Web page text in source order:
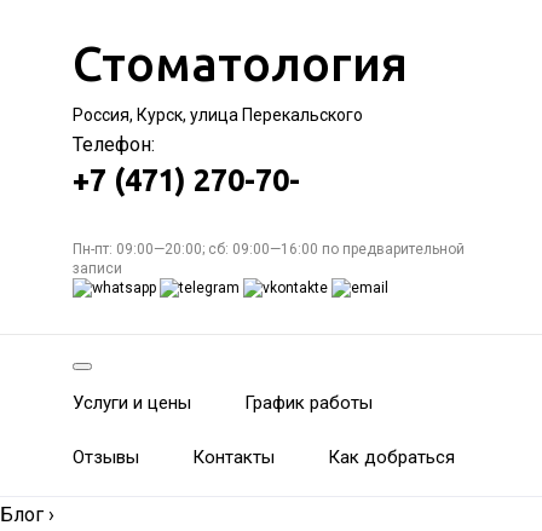
Стоматология
Россия, Курск, улица Перекальского
Телефон:
+7 (471) 270-70-
Пн-пт: 09:00—20:00; сб: 09:00—16:00 по предварительной
записи
Услуги и цены График работы
Отзывы Контакты Как добраться
Блог ›